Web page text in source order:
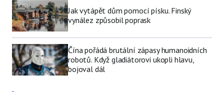
Jak vytápět dům pomocí písku. Finský
vynález způsobil poprask
Čína pořádá brutální zápasy humanoidních
robotů. Když gladiátorovi ukopli hlavu,
bojoval dál